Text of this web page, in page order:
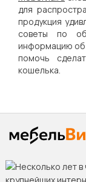
для
продукция
советы по
информацию об
помочь
кошелька.